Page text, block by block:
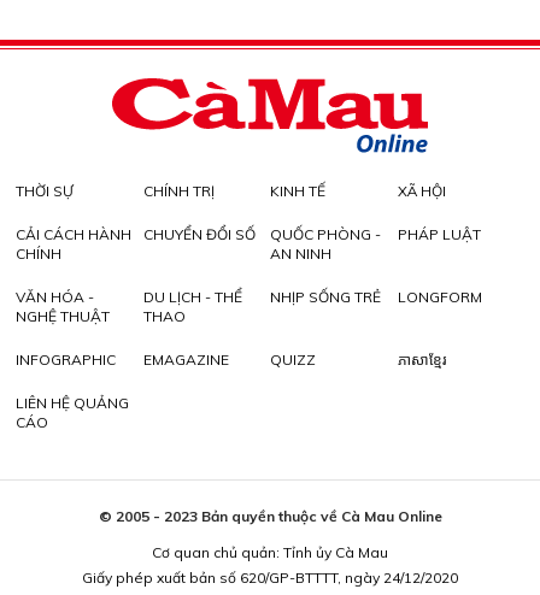
THỜI SỰ CHÍNH TRỊ KINH TẾ XÃ HỘI
CẢI CÁCH HÀNH
CHÍNH
CHUYỂN ĐỔI SỐ
QUỐC PHÒNG -
AN NINH
PHÁP LUẬT
VĂN HÓA -
NGHỆ THUẬT
DU LỊCH - THỂ
THAO
NHỊP SỐNG TRẺ LONGFORM
INFOGRAPHIC EMAGAZINE QUIZZ ភាសាខ្មែរ
LIÊN HỆ QUẢNG
CÁO
© 2005 - 2023 Bản quyền thuộc về Cà Mau Online
Cơ quan chủ quản: Tỉnh ủy Cà Mau
Giấy phép xuất bản số 620/GP-BTTTT, ngày 24/12/2020